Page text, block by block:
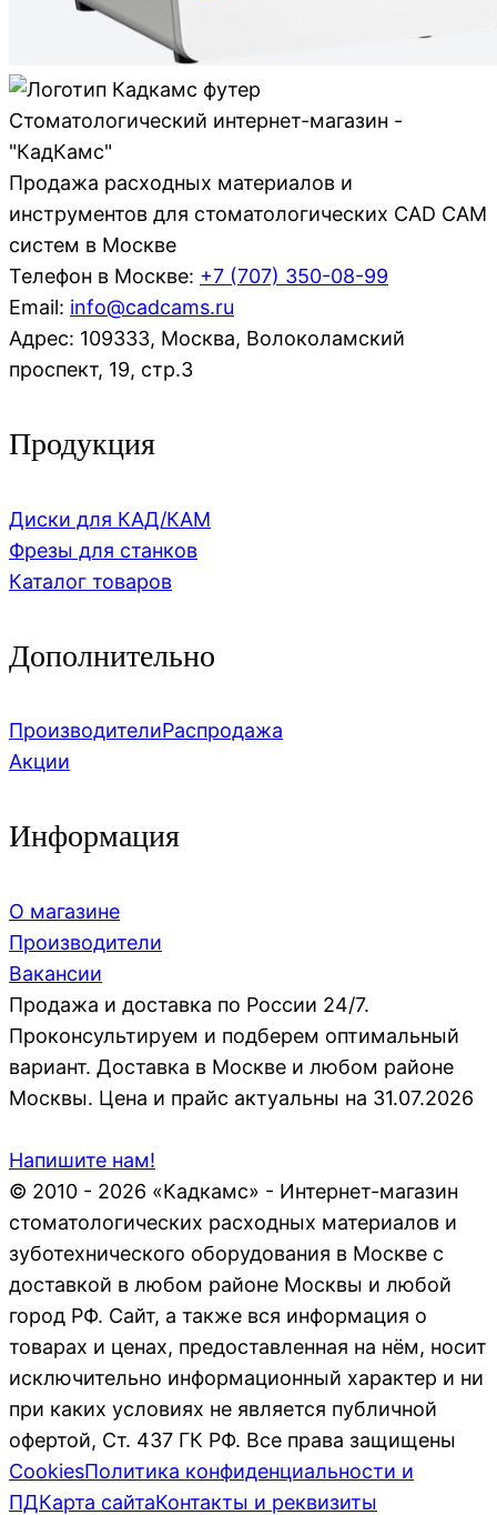
Стоматологический интернет-магазин -
"КадКамс"
Продажа расходных материалов и
инструментов для стоматологических CAD CAM
систем в Москве
Телефон в Москве: +7 (707) 350-08-99
Email: info@cadcams.ru
Адрес: 109333, Москва, Волоколамский
проспект, 19, стр.3
Продукция
Диски для КАД/КАМ
Фрезы для станков
Каталог товаров
Дополнительно
ПроизводителиРаспродажа
Акции
Информация
О магазине
Производители
Вакансии
Продажа и доставка по России 24/7.
Проконсультируем и подберем оптимальный
вариант. Доставка в Москве и любом районе
Москвы. Цена и прайс актуальны на 31.07.2026
Напишите нам!
© 2010 - 2026 «Кадкамс» - Интернет-магазин
стоматологических расходных материалов и
зуботехнического оборудования в Москве с
доставкой в любом районе Москвы и любой
город РФ. Сайт, а также вся информация о
товарах и ценах, предоставленная на нём, носит
исключительно информационный характер и ни
при каких условиях не является публичной
офертой, Ст. 437 ГК РФ. Все права защищены
CookiesПолитика конфиденциальности и
ПДКарта сайтаКонтакты и реквизиты